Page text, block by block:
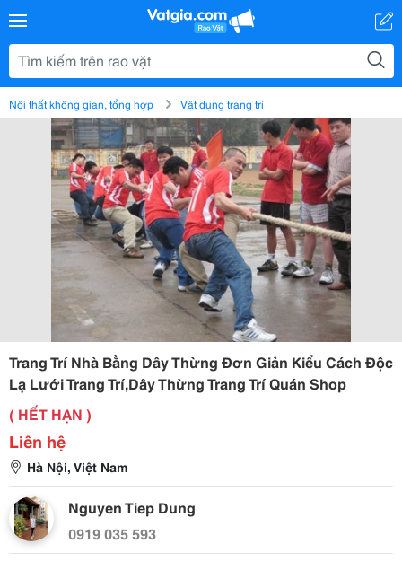
Nội thất không gian, tổng hợp Vật dụng trang trí
Trang Trí Nhà Bằng Dây Thừng Đơn Giản Kiểu Cách Độc
Lạ Lưới Trang Trí,Dây Thừng Trang Trí Quán Shop
( HẾT HẠN )
Liên hệ
Hà Nội, Việt Nam
Nguyen Tiep Dung
0919 035 593